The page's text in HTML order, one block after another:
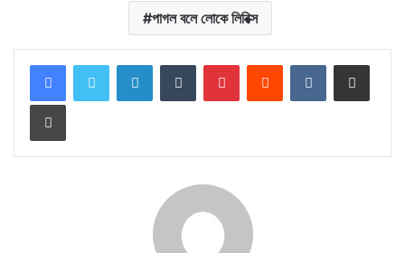
পাগল বলে লোকে লিরিক্স
LinkedInTumblr PinterestReddit VKontakteShare via Email
Print